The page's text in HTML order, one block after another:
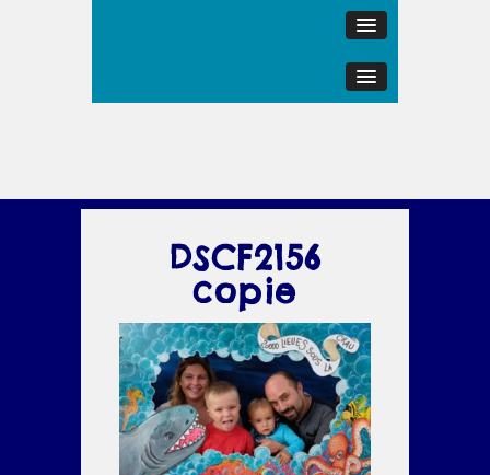
DSCF2156
copie